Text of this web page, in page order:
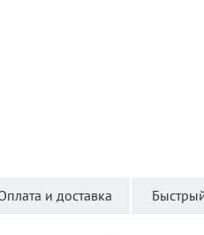
и доставка